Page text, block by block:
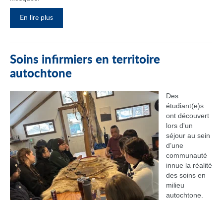
En lire plus
Soins infirmiers en territoire
autochtone
Des
étudiant(e)s
ont découvert
lors d'un
séjour au sein
d’une
communauté
innue la réalité
des soins en
milieu
autochtone.